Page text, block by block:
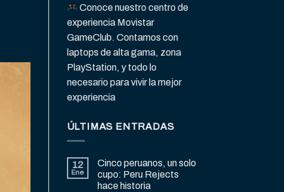
Conoce nuestro centro de
experiencia Movistar
GameClub. Contamos con
laptops de alta gama, zona
PlayStation, y todo lo
necesario para vivir la mejor
experiencia
ÚLTIMAS ENTRADAS
12
Ene
Cinco peruanos, un solo
cupo: Peru Rejects
hace historia